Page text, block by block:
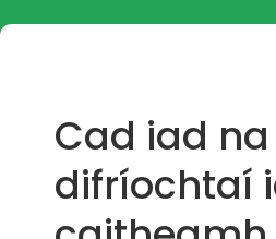
Cad iad na
difríochtaí